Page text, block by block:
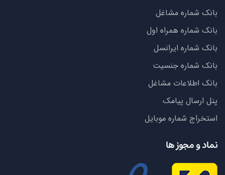
بانک شماره مشاغل
بانک شماره همراه اول
بانک شماره ایرانسل
بانک شماره جنسیت
بانک اطلاعات مشاغل
پنل ارسال پیامک
استخراج شماره موبایل
نماد و مجوز ها